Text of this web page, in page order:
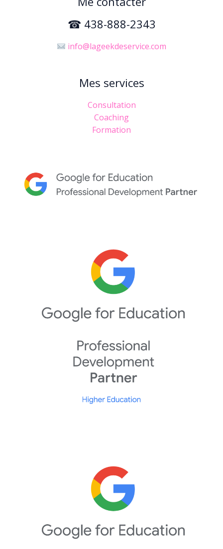
☎ 438-888-2343
info@lageekdeservice.com
Mes services
Consultation
Coaching
Formation